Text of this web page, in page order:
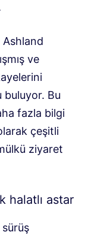
Ashland
ve
buluyor. Bu
fazla bilgi
çeşitli
ziyaret
halatlı astar
sürüş